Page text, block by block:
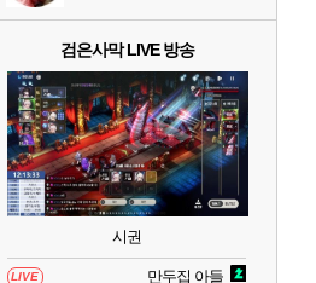
검은사막 LIVE 방송
시권
LIVE 만두집 아들